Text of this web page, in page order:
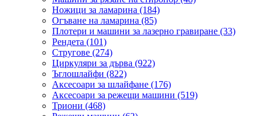
Ножици за ламарина (184)
Огъване на ламарина (85)
Плотери и машини за лазерно гравиране (33)
Рендета (101)
Стругове (274)
Циркуляри за дърва (922)
Ъглошлайфи (822)
Аксесоари за шлайфане (176)
Аксесоари за режещи машини (519)
Триони (468)